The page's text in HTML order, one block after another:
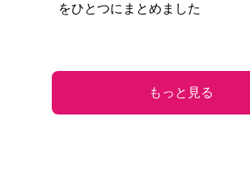
をひとつにまとめました
もっと見る